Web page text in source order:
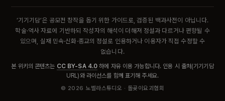
‘기기기담’은 공모전 창작을 돕기 위한 가이드로, 검증된 백과사전이 아닙니다.
학술·역사 자료에 기반하되 작성자의 해석이 더해져 정설과 다르거나 편향될 수
있으며, 실재 민속·신화·종교의 정설로 인용하거나 이용자가 직접 수정할 수
없습니다.
본 위키의 콘텐츠는 CC BY-SA 4.0 하에 자유 이용 가능합니다. 인용 시 출처(기기기담
URL)와 라이선스를 함께 표기해 주세요.
© 2026 노벨라스튜디오 · 돌곶이요괴협회